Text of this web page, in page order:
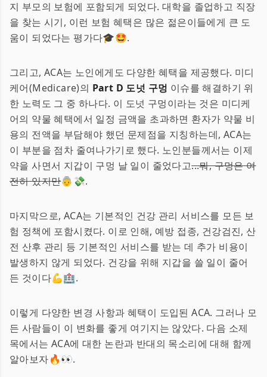
지 부모의 보험에 포함되게 되었다. 대학을 졸업하고 직장
을 찾는 시기, 이런 보험 혜택은 많은 젊은이들에게 큰 도
움이 되었다는 평가다🎓🤩.
그리고, ACA는 노인에게도 다양한 혜택을 제공했다. 미디
케어(Medicare)의 Part D 도넛 구멍 이슈를 해결하기 위
한 노력도 그 중 하나다. 이 도넛 구멍이라는 것은 미디케
어의 약물 혜택에서 일정 금액을 초과하면 환자가 약물 비
용의 전액을 부담해야 했던 문제점을 지칭하는데, ACA는
이 부분을 점차 줄여나가기로 했다. 노인분들께서는 이제
약을 사면서 지갑이 구멍 날 일이 줄었다고...뭐, 구멍은 여
전히 있지만👵💸.
마지막으로, ACA는 기본적인 건강 관리 서비스를 모든 보
험 정책에 포함시켰다. 이로 인해, 예방 접종, 건강검진, 산
전 산후 관리 등 기본적인 서비스를 받는 데 추가 비용이
발생하지 않게 되었다. 건강을 위해 지갑을 쓸 일이 줄어
든 것이다💪🏥.
이렇게 다양한 변경 사항과 혜택이 도입된 ACA. 그러나 모
든 사람들이 이 변화를 좋게 여기지는 않았다. 다음 소제
목에서는 ACA에 대한 논란과 반대의 목소리에 대해 함께
알아보자🔥👀.